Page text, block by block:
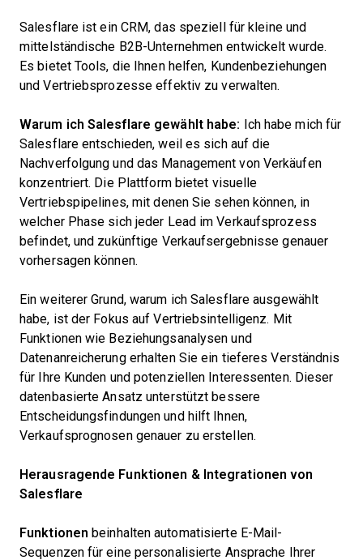
Salesflare ist ein CRM, das speziell für kleine und
mittelständische B2B-Unternehmen entwickelt wurde.
Es bietet Tools, die Ihnen helfen, Kundenbeziehungen
und Vertriebsprozesse effektiv zu verwalten.
Warum ich Salesflare gewählt habe: Ich habe mich für
Salesflare entschieden, weil es sich auf die
Nachverfolgung und das Management von Verkäufen
konzentriert. Die Plattform bietet visuelle
Vertriebspipelines, mit denen Sie sehen können, in
welcher Phase sich jeder Lead im Verkaufsprozess
befindet, und zukünftige Verkaufsergebnisse genauer
vorhersagen können.
Ein weiterer Grund, warum ich Salesflare ausgewählt
habe, ist der Fokus auf Vertriebsintelligenz. Mit
Funktionen wie Beziehungsanalysen und
Datenanreicherung erhalten Sie ein tieferes Verständnis
für Ihre Kunden und potenziellen Interessenten. Dieser
datenbasierte Ansatz unterstützt bessere
Entscheidungsfindungen und hilft Ihnen,
Verkaufsprognosen genauer zu erstellen.
Herausragende Funktionen & Integrationen von
Salesflare
Funktionen beinhalten automatisierte E-Mail-
Sequenzen für eine personalisierte Ansprache Ihrer